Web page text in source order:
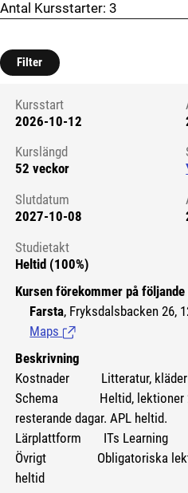
Antal Kursstarter: 3
Filter
Kursstart 6131350
Kursstart
2026-10-12
Kurslängd
52 veckor
Slutdatum
2027-10-08
Studietakt
Heltid (100%)
Kursen förekommer på
Farsta, Fryksdalsbacken 26,
Maps (Länk till extern sida.)
Beskrivning
Kostnader Litteratur, kläder
Schema Heltid, lektioner 2-
resterande dagar. APL heltid.
Lärplattform ITs Learning
Övrigt Obligatoriska
heltid